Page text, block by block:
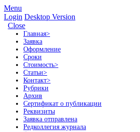
Menu
Login Desktop Version
Close
Главная>
Заявка
Оформление
Сроки
Стоимость>
Статьи>
Контакт>
Рубрики
Архив
Сертификат о публикации
Реквизиты
Заявка отправлена
Редколлегия журнала